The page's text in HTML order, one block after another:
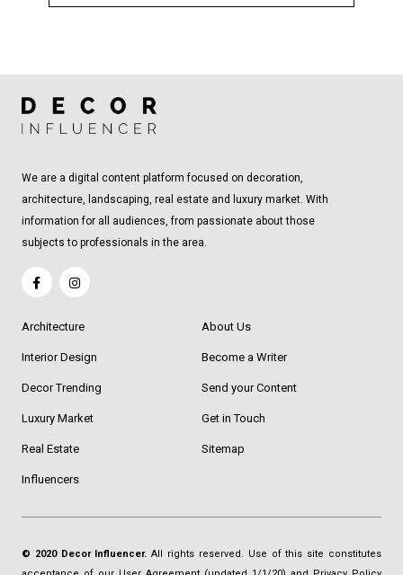
We are a digital content platform focused on decoration,
architecture, landscaping, real estate and luxury market. With
information for all audiences, from passionate about those
subjects to professionals in the area.
Architecture
Interior Design
Decor Trending
Luxury Market
Real Estate
Influencers
About Us
Become a Writer
Send your Content
Get in Touch
Sitemap
© 2020 Decor Influencer. All rights reserved. Use of this site constitutes